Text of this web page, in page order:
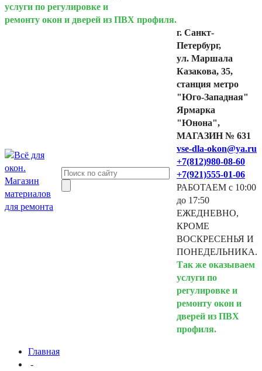
услуги по регулировке и
ремонту окон и дверей из ПВХ профиля.
г. Санкт-
Петербург,
ул. Маршала
Казакова, 35,
станция метро
"Юго-Западная"
Ярмарка
"Юнона",
МАГАЗИН № 631
vse-dla-okon@ya.ru
+7(812)980-08-60
+7(921)555-01-06
РАБОТАЕМ с 10:00
до 17:50
ЕЖЕДНЕВНО,
КРОМЕ
ВОСКРЕСЕНЬЯ И
ПОНЕДЕЛЬНИКА.
Так же оказываем
услуги по
регулировке и
ремонту окон и
дверей из ПВХ
профиля.
Главная
-